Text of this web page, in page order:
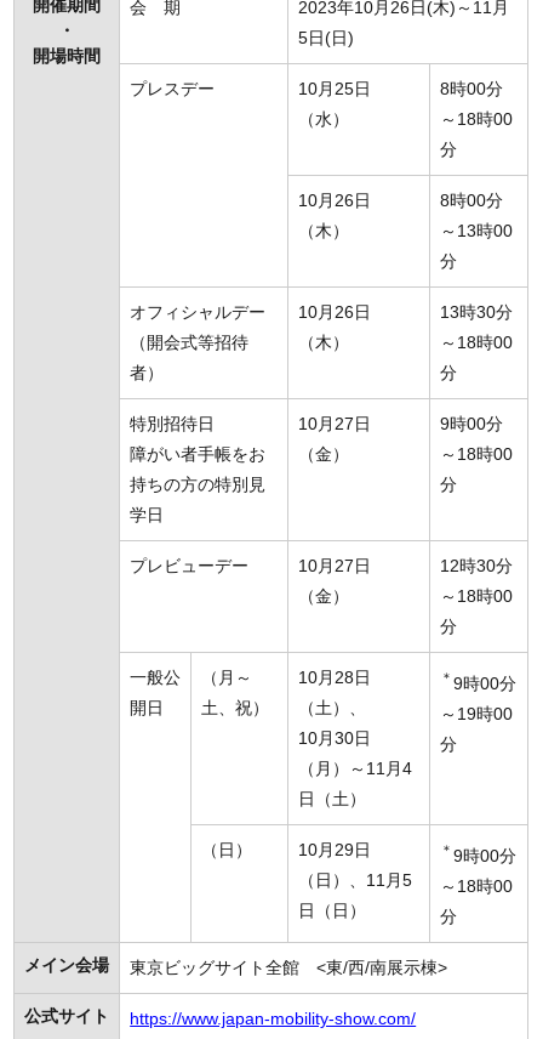
開催期間
・
開場時間
会 期
2023年10月26日(木)～11月
5日(日)
プレスデー
10月25日
（水）
8時00分
～18時00
分
10月26日
（木）
8時00分
～13時00
分
オフィシャルデー
（開会式等招待
者）
10月26日
（木）
13時30分
～18時00
分
特別招待日
障がい者手帳をお
持ちの方の特別見
学日
10月27日
（金）
9時00分
～18時00
分
プレビューデー
10月27日
（金）
12時30分
～18時00
分
一般公
開日
（月～
土、祝）
10月28日
（土）、
10月30日
（月）～11月4
日（土）
＊9時00分
～19時00
分
（日）
10月29日
（日）、11月5
日（日）
＊9時00分
～18時00
分
メイン会場 東京ビッグサイト全館 <東/西/南展示棟>
公式サイト https://www.japan-mobility-show.com/